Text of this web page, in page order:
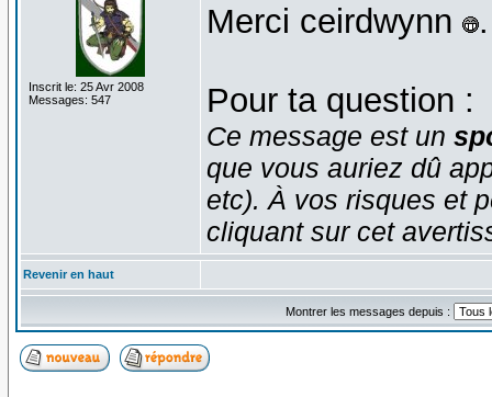
Inscrit le: 25 Avr 2008
Messages: 547
Merci ceirdwynn .
Pour ta question :
Ce message est un
que vous auriez dû
etc). À vos risques et
cliquant sur cet
Revenir en haut
Montrer les messages depuis :